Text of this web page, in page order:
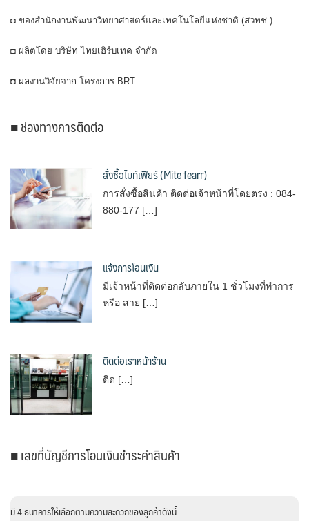
◘ ของสำนักงานพัฒนาวิทยาศาสตร์และเทคโนโลยีแห่งชาติ (สวทช.)
◘ ผลิตโดย บริษัท ไทยเฮิร์บเทค จำกัด
◘ ผลงานวิจัยจาก โครงการ BRT
■ ช่องทางการติดต่อ
สั่งซื้อไมท์เฟียร์ (Mite fearr)
การสั่งซื้อสินค้า ติดต่อเจ้าหน้าที่โดยตรง : 084-
880-177 […]
แจ้งการโอนเงิน
มีเจ้าหน้าที่ติดต่อกลับภายใน 1 ชั่วโมงที่ทำการ
หรือ สาย […]
ติดต่อเราหน้าร้าน
ติด […]
■ เลขที่บัญชีการโอนเงินชำระค่าสินค้า
มี 4 ธนาคารให้เลือกตามความสะดวกของลูกค้าดังนี้